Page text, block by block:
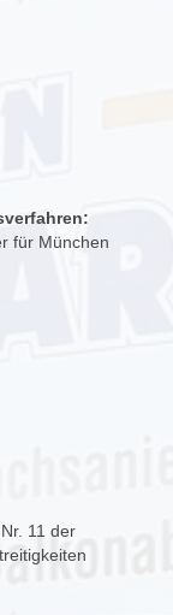
für München
11 der